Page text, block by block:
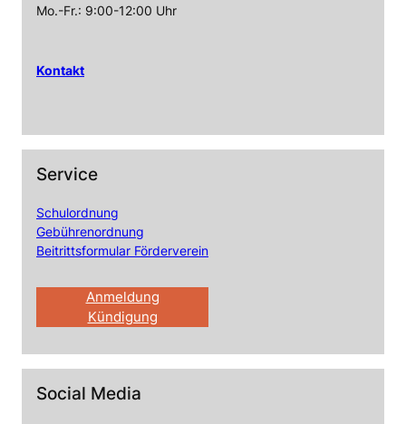
Mo.-Fr.: 9:00-12:00 Uhr
Kontakt
Service
Schulordnung
Gebührenordnung
Beitrittsformular Förderverein
Anmeldung
Kündigung
Social Media